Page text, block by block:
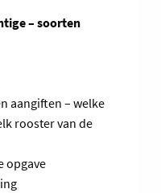
– soorten
aangiften – welke
rooster van de
opgave